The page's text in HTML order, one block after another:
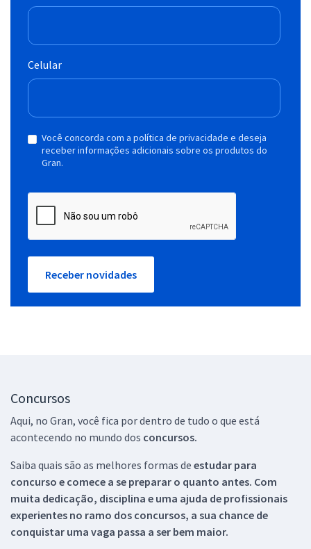
Celular
Você concorda com a política de privacidade e deseja
receber informações adicionais sobre os produtos do
Gran.
Receber novidades
Concursos
Aqui, no Gran, você fica por dentro de tudo o que está
acontecendo no mundo dos concursos.
Saiba quais são as melhores formas de estudar para
concurso e comece a se preparar o quanto antes. Com
muita dedicação, disciplina e uma ajuda de profissionais
experientes no ramo dos concursos, a sua chance de
conquistar uma vaga passa a ser bem maior.